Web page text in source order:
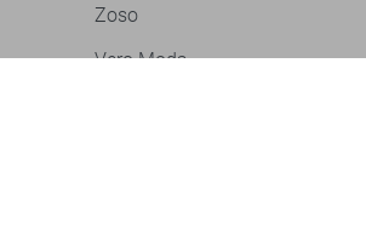
Zoso
Vero Moda